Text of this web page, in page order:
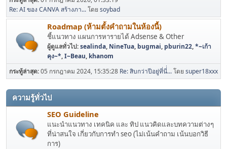
Re: AI ของ CANVA สร้างภา...โดย soybad
Roadmap (ห้ามตั้งคำถามในห้องนี้)
ชี้แนวทาง แผนการหารายได้ Adsense & Other
ผู้ดูแลทั่วไป:sealinda, NineTua, bugmai, pburin22,*~เก้า
คุง~*,I~Beau, khanom
กระทู้ล่าสุด:05 กรกฎาคม 2024, 15:35:28 Re: สิบกว่าปีอยู่ที่นี่่...โดย super18xxx
ความรู้ทั่วไป
SEO Guideline
แนะนำแนวทาง เทคนิค และ ทิป แนวคิดและบทความต่างๆ
ที่น่าสนใจ เกี่ยวกับการทำ seo (ไม่เน้นคำถาม เน้นบอกวิธี
การ)